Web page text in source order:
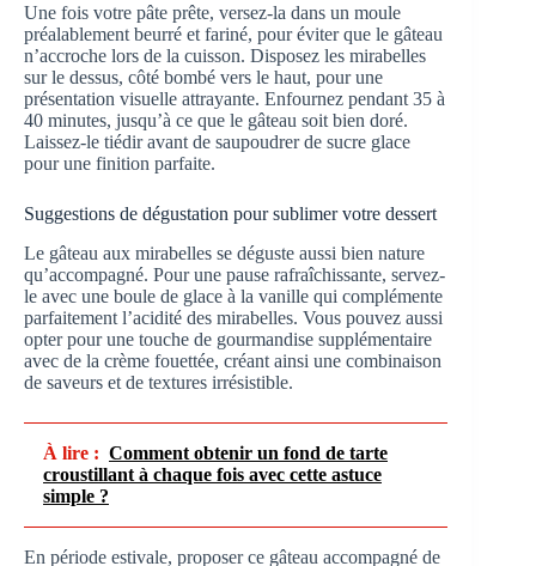
Une fois votre pâte prête, versez-la dans un moule
préalablement beurré et fariné, pour éviter que le gâteau
n’accroche lors de la cuisson. Disposez les mirabelles
sur le dessus, côté bombé vers le haut, pour une
présentation visuelle attrayante. Enfournez pendant 35 à
40 minutes, jusqu’à ce que le gâteau soit bien doré.
Laissez-le tiédir avant de saupoudrer de sucre glace
pour une finition parfaite.
Suggestions de dégustation pour sublimer votre dessert
Le gâteau aux mirabelles se déguste aussi bien nature
qu’accompagné. Pour une pause rafraîchissante, servez-
le avec une boule de glace à la vanille qui complémente
parfaitement l’acidité des mirabelles. Vous pouvez aussi
opter pour une touche de gourmandise supplémentaire
avec de la crème fouettée, créant ainsi une combinaison
de saveurs et de textures irrésistible.
À lire : Comment obtenir un fond de tarte
croustillant à chaque fois avec cette astuce
simple ?
En période estivale, proposer ce gâteau accompagné de